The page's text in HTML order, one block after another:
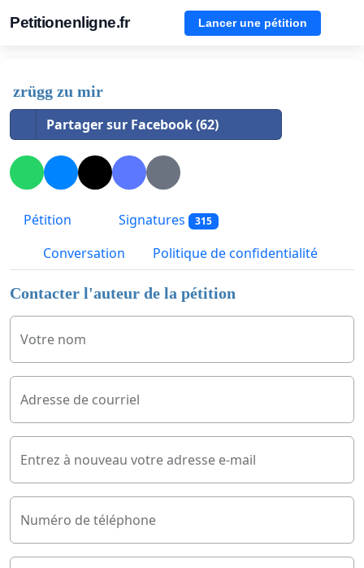
Petitionenligne.fr Lancer une pétition
zrügg zu mir
Partager sur Facebook (62)
Pétition Signatures 315
Conversation Politique de confidentialité
Contacter l'auteur de la pétition
Votre nom
Adresse de courriel
Entrez à nouveau votre adresse e-mail
Numéro de téléphone